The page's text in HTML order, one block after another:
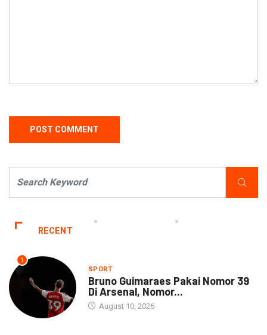
RECENT
1
SPORT
Bruno Guimaraes Pakai Nomor 39
Di Arsenal, Nomor...
August 10, 2026